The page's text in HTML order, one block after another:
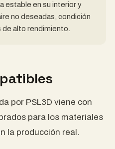
estable en su interior y
no deseadas, condición
alto rendimiento.
por PSL3D viene con
para los materiales
la producción real.